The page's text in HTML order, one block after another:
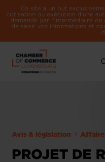
Ce site a un but
cotisation ou exécution d'une
demandé par l'intermédiaire de
de saisir vos informations et
Avis & législation
PROJET DE